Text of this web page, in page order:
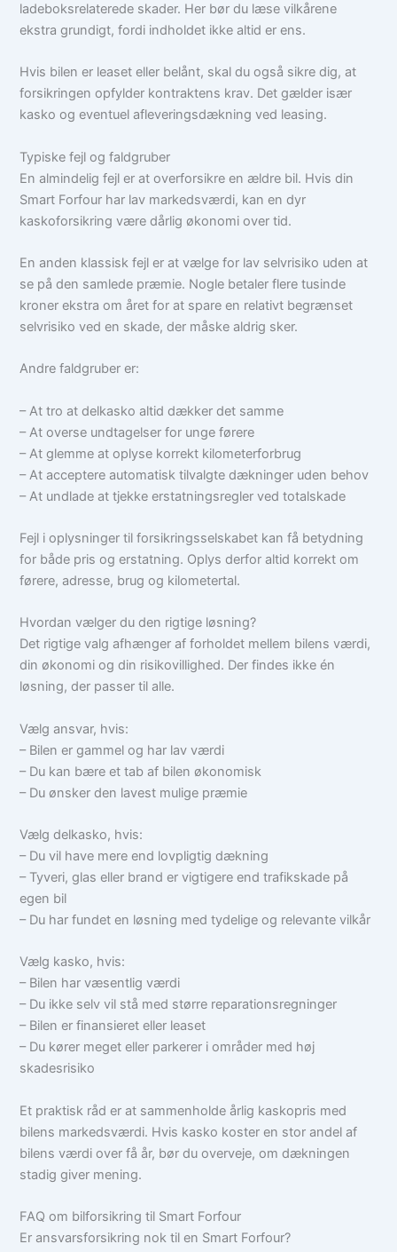
ladeboksrelaterede skader. Her bør du læse vilkårene
ekstra grundigt, fordi indholdet ikke altid er ens.
Hvis bilen er leaset eller belånt, skal du også sikre dig, at
forsikringen opfylder kontraktens krav. Det gælder især
kasko og eventuel afleveringsdækning ved leasing.
Typiske fejl og faldgruber
En almindelig fejl er at overforsikre en ældre bil. Hvis din
Smart Forfour har lav markedsværdi, kan en dyr
kaskoforsikring være dårlig økonomi over tid.
En anden klassisk fejl er at vælge for lav selvrisiko uden at
se på den samlede præmie. Nogle betaler flere tusinde
kroner ekstra om året for at spare en relativt begrænset
selvrisiko ved en skade, der måske aldrig sker.
Andre faldgruber er:
– At tro at delkasko altid dækker det samme
– At overse undtagelser for unge førere
– At glemme at oplyse korrekt kilometerforbrug
– At acceptere automatisk tilvalgte dækninger uden behov
– At undlade at tjekke erstatningsregler ved totalskade
Fejl i oplysninger til forsikringsselskabet kan få betydning
for både pris og erstatning. Oplys derfor altid korrekt om
førere, adresse, brug og kilometertal.
Hvordan vælger du den rigtige løsning?
Det rigtige valg afhænger af forholdet mellem bilens værdi,
din økonomi og din risikovillighed. Der findes ikke én
løsning, der passer til alle.
Vælg ansvar, hvis:
– Bilen er gammel og har lav værdi
– Du kan bære et tab af bilen økonomisk
– Du ønsker den lavest mulige præmie
Vælg delkasko, hvis:
– Du vil have mere end lovpligtig dækning
– Tyveri, glas eller brand er vigtigere end trafikskade på
egen bil
– Du har fundet en løsning med tydelige og relevante vilkår
Vælg kasko, hvis:
– Bilen har væsentlig værdi
– Du ikke selv vil stå med større reparationsregninger
– Bilen er finansieret eller leaset
– Du kører meget eller parkerer i områder med høj
skadesrisiko
Et praktisk råd er at sammenholde årlig kaskopris med
bilens markedsværdi. Hvis kasko koster en stor andel af
bilens værdi over få år, bør du overveje, om dækningen
stadig giver mening.
FAQ om bilforsikring til Smart Forfour
Er ansvarsforsikring nok til en Smart Forfour?